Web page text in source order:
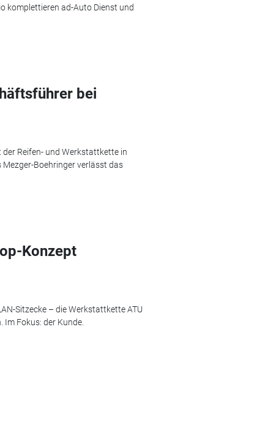
komplettieren ad-Auto Dienst und
bei
Reifen- und Werkstattkette in
Boehringer verlässt das
Konzept
Sitzecke – die Werkstattkette ATU
Fokus: der Kunde.